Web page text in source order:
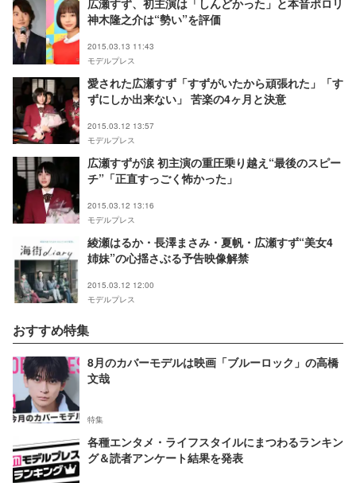
神木隆之介は“勢い”を評価
2015.03.13 11:43
モデルプレス
愛された広瀬すず「すずがいたから頑張れた」「す
ずにしか出来ない」 苦楽の4ヶ月と決意
2015.03.12 13:57
モデルプレス
広瀬すずが涙 初主演の重圧乗り越え“最後のスピー
チ”「正直すっごく怖かった」
2015.03.12 13:16
モデルプレス
綾瀬はるか・長澤まさみ・夏帆・広瀬すず“美女4
姉妹”の心揺さぶる予告映像解禁
2015.03.12 12:00
モデルプレス
おすすめ特集
8月のカバーモデルは映画「ブルーロック」の高橋
文哉
特集
各種エンタメ・ライフスタイルにまつわるランキン
グ＆読者アンケート結果を発表